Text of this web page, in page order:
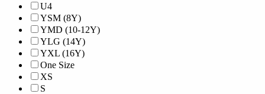
U4
YSM (8Y)
YMD (10-12Y)
YLG (14Y)
YXL (16Y)
One Size
XS
S